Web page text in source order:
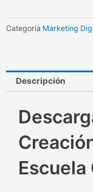
Mas
cantidad
Categoria Marketing
Descripción